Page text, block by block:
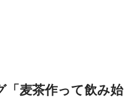
「麦茶作って飲み始